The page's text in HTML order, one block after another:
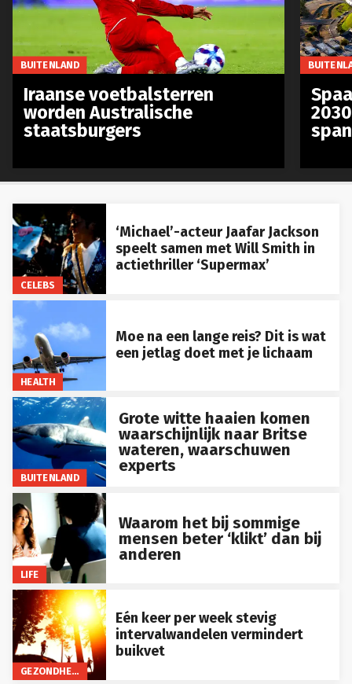
CELEBS
‘Michael’-acteur Jaafar Jackson
speelt samen met Will Smith in
actiethriller ‘Supermax’
HEALTH
Moe na een lange reis? Dit is wat
een jetlag doet met je lichaam
BUITENLAND
Grote witte haaien komen
waarschijnlijk naar Britse
wateren, waarschuwen
experts
LIFE
Waarom het bij sommige
mensen beter ‘klikt’ dan bij
anderen
GEZONDHEID
Eén keer per week stevig
intervalwandelen vermindert
buikvet
BUITENLAND
Iraanse voetbalsterren
worden Australische
staatsburgers